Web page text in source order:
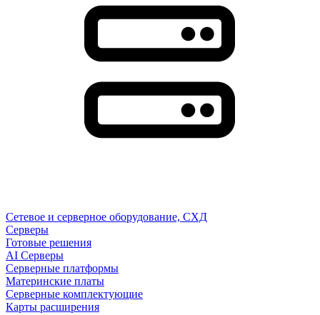
Сетевое и серверное оборудование, СХД
Cерверы
Готовые решения
AI Серверы
Серверные платформы
Материнские платы
Серверные комплектующие
Карты расширения